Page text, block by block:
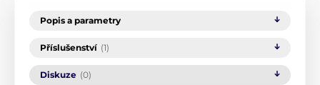
Popis a parametry
Příslušenství (1)
Diskuze (0)